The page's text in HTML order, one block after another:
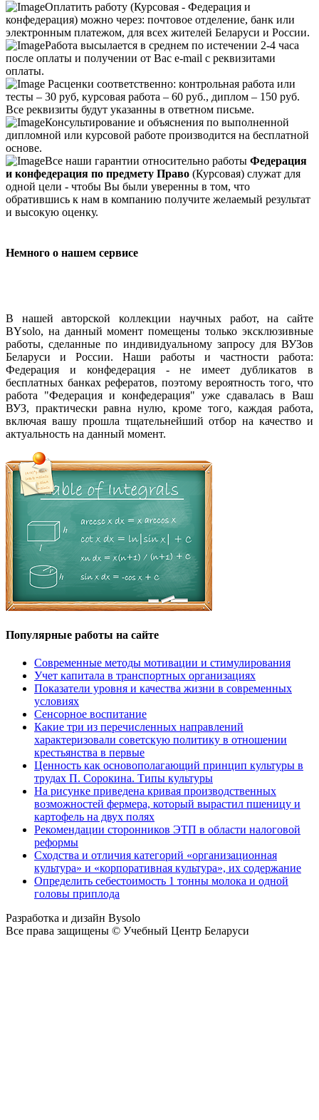
Оплатить работу (Курсовая - Федерация и
конфедерация) можно через: почтовое отделение, банк или
электронным платежом, для всех жителей Беларуси и России.
Работа высылается в среднем по истечении 2-4 часа
после оплаты и получении от Вас e-mail с реквизитами
оплаты.
Расценки соответственно: контрольная работа или
тесты – 30 руб, курсовая работа – 60 руб., диплом – 150 руб.
Все реквизиты будут указанны в ответном письме.
Консультирование и объяснения по выполненной
дипломной или курсовой работе производится на бесплатной
основе.
Все наши гарантии относительно работы Федерация
и конфедерация по предмету Право (Курсовая) служат для
одной цели - чтобы Вы были уверенны в том, что
обратившись к нам в компанию получите желаемый результат
и высокую оценку.
Немного о нашем сервисе
В нашей авторской коллекции научных работ, на сайте
BYsolo, на данный момент помещены только эксклюзивные
работы, сделанные по индивидуальному запросу для ВУЗов
Беларуси и России. Наши работы и частности работа:
Федерация и конфедерация - не имеет дубликатов в
бесплатных банках рефератов, поэтому вероятность того, что
работа "Федерация и конфедерация" уже сдавалась в Ваш
ВУЗ, практически равна нулю, кроме того, каждая работа,
включая вашу прошла тщательнейший отбор на качество и
актуальность на данный момент.
Популярные работы на сайте
Современные методы мотивации и стимулирования
Учет капитала в транспортных организациях
Показатели уровня и качества жизни в современных
условиях
Сенсорное воспитание
Какие три из перечисленных направлений
характеризовали советскую политику в отношении
крестьянства в первые
Ценность как основополагающий принцип культуры в
трудах П. Сорокина. Типы культуры
На рисунке приведена кривая производственных
возможностей фермера, который вырастил пшеницу и
картофель на двух полях
Рекомендации сторонников ЭТП в области налоговой
реформы
Сходства и отличия категорий «организационная
культура» и «корпоративная культура», их содержание
Определить себестоимость 1 тонны молока и одной
головы приплода
Разработка и дизайн Bysolo
Все права защищены © Учебный Центр Беларуси